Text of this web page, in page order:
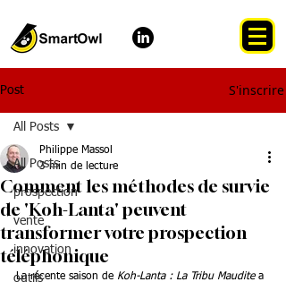
Post S'inscrire
All Posts
prospection
vente
innovation
outils
All Posts
Comment les méthodes de survie
de 'Koh-Lanta' peuvent
transformer votre prospection
téléphonique
Philippe Massol
3 min de lecture
La récente saison de Koh-Lanta : La Tribu Maudite a